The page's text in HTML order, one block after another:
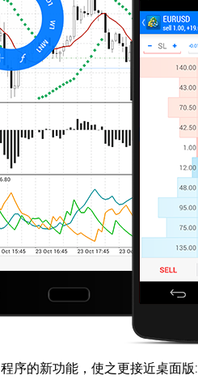
序的新功能，使之更接近桌面版: